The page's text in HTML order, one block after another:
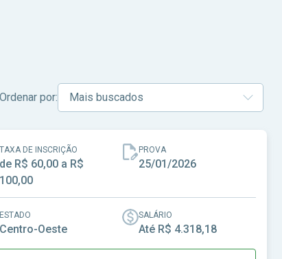
Ordenar por:
TAXA DE INSCRIÇÃO
de R$ 60,00 a R$
100,00
PROVA
25/01/2026
ESTADO
Centro-Oeste
SALÁRIO
Até R$ 4.318,18